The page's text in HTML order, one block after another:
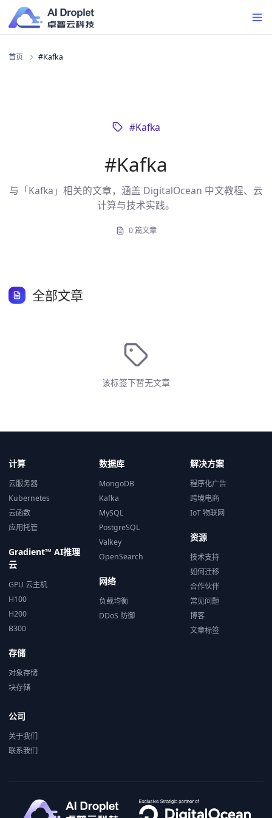
首页 #Kafka
#Kafka
#Kafka
与「Kafka」相关的文章，涵盖 DigitalOcean 中文教程、云
计算与技术实践。
0篇文章
全部文章
该标签下暂无文章
计算
云服务器
Kubernetes
云函数
应用托管
Gradient™ AI推理
云
GPU 云主机
H100
H200
B300
存储
对象存储
块存储
数据库
MongoDB
Kafka
MySQL
PostgreSQL
Valkey
OpenSearch
网络
负载均衡
DDoS 防御
解决方案
程序化广告
跨境电商
IoT 物联网
资源
技术支持
如何迁移
合作伙伴
常见问题
博客
文章标签
公司
关于我们
联系我们